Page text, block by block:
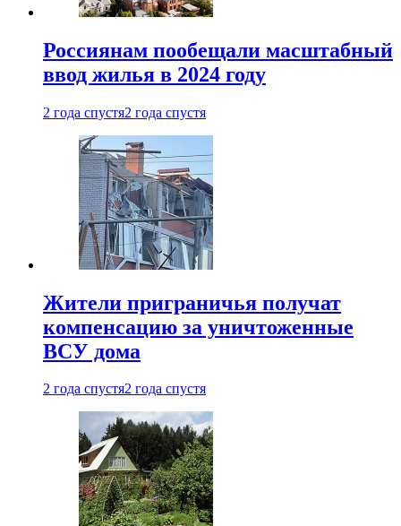
Россиянам пообещали масштабный
ввод жилья в 2024 году
2 года спустя2 года спустя
Жители приграничья получат
компенсацию за уничтоженные
ВСУ дома
2 года спустя2 года спустя